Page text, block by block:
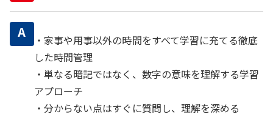
A
・家事や用事以外の時間をすべて学習に充てる徹底
した時間管理
・単なる暗記ではなく、数字の意味を理解する学習
アプローチ
・分からない点はすぐに質問し、理解を深める